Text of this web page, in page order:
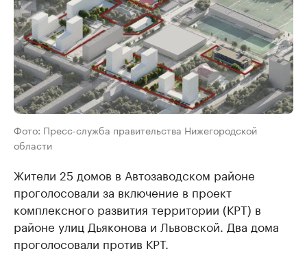
Фото: Пресс-служба правительства Нижегородской
области
Жители 25 домов в Автозаводском районе
проголосовали за включение в проект
комплексного развития территории (КРТ) в
районе улиц Дьяконова и Львовской. Два дома
проголосовали против КРТ.